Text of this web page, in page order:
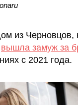
из Черновцов,
вышла замуж за
с 2021 года.